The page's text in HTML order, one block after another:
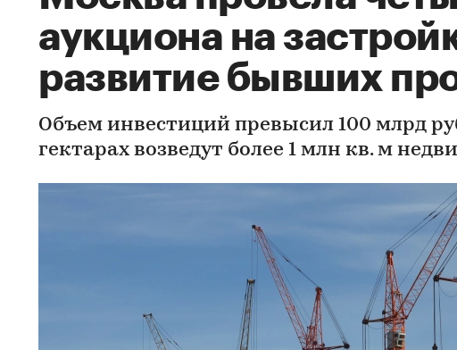
аукциона на
развитие бывших
Объем инвестиций превысил 100 млрд
гектарах возведут более 1 млн кв. м